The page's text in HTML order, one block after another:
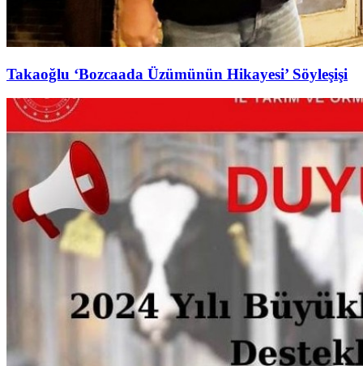
Takaoğlu ‘Bozcaada Üzümünün Hikayesi’ Söyleşişi